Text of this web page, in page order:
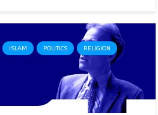
ISLAM POLITICS RELIGION